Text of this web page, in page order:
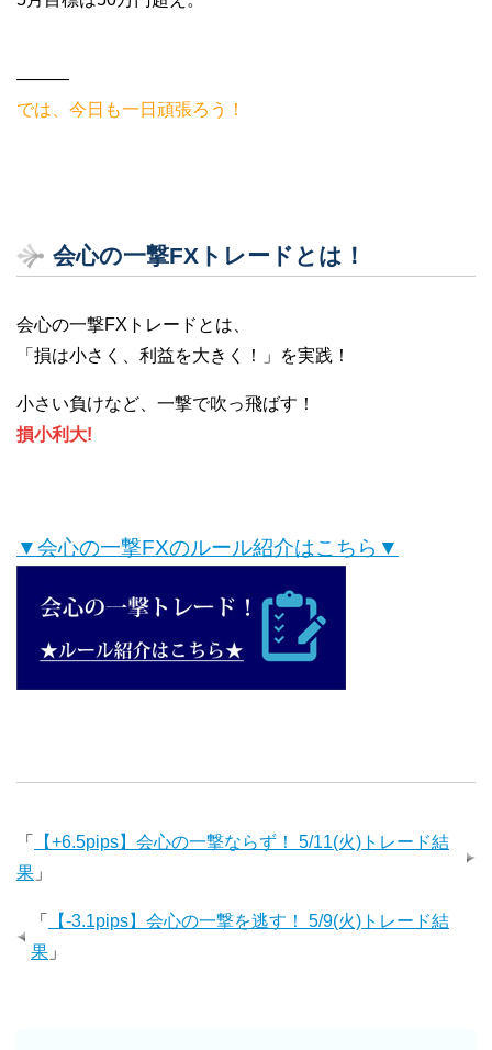
———
では、今日も一日頑張ろう！
会心の一撃FXトレードとは！
会心の一撃FXトレードとは、
「損は小さく、利益を大きく！」を実践！
小さい負けなど、一撃で吹っ飛ばす！
損小利大!
▼会心の一撃FXのルール紹介はこちら▼
「
【+6.5pips】会心の一撃ならず！ 5/11(火)トレード結
果 」
「
【-3.1pips】会心の一撃を逃す！ 5/9(火)トレード結
果 」